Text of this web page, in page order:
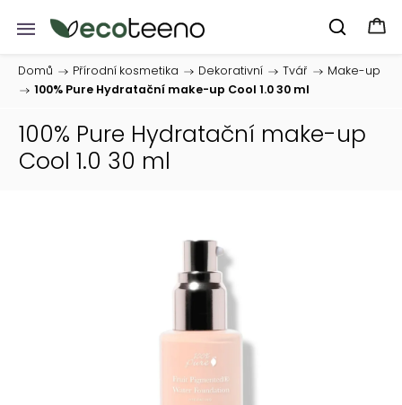
Domů / Přírodní kosmetika / Dekorativní / Tvář /
Make-up
/
100% Pure Hydratační make-up Cool 1.0 30 ml
100% Pure Hydratační make-up
Cool 1.0 30 ml